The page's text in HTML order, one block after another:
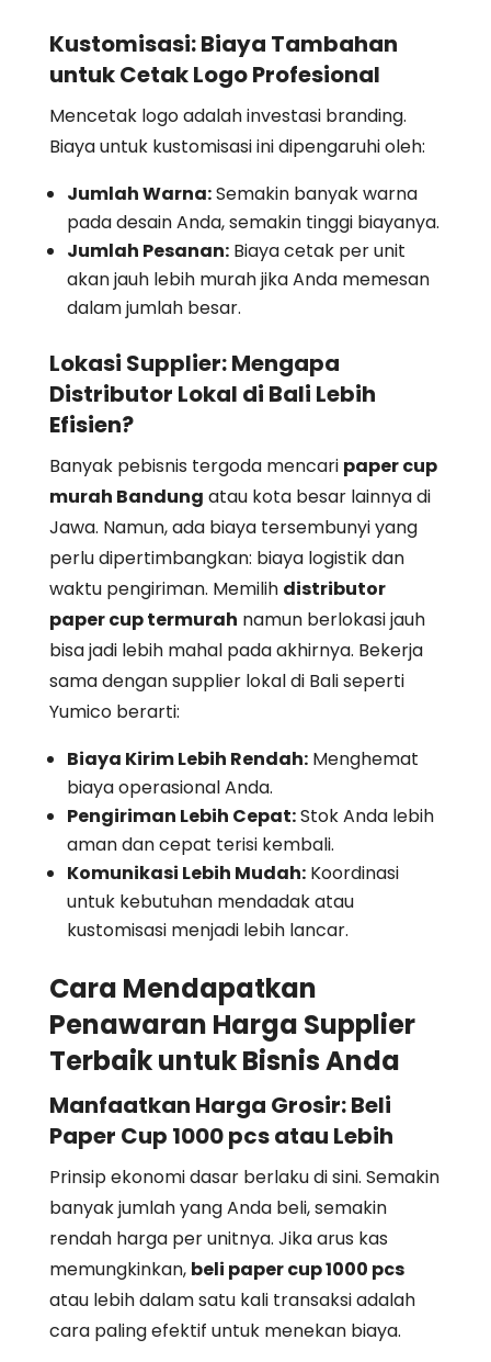
Kustomisasi: Biaya Tambahan
untuk Cetak Logo Profesional
Mencetak logo adalah investasi branding.
Biaya untuk kustomisasi ini dipengaruhi oleh:
Jumlah Warna:Semakin banyak warna
pada desain Anda, semakin tinggi biayanya.
Jumlah Pesanan:Biaya cetak per unit
akan jauh lebih murah jika Anda memesan
dalam jumlah besar.
Lokasi Supplier: Mengapa
Distributor Lokal di Bali Lebih
Efisien?
Banyak pebisnis tergoda mencari paper cup
murah Bandung atau kota besar lainnya di
Jawa. Namun, ada biaya tersembunyi yang
perlu dipertimbangkan: biaya logistik dan
waktu pengiriman. Memilih distributor
paper cup termurah namun berlokasi jauh
bisa jadi lebih mahal pada akhirnya. Bekerja
sama dengan supplier lokal di Bali seperti
Yumico berarti:
Biaya Kirim Lebih Rendah:Menghemat
biaya operasional Anda.
Pengiriman Lebih Cepat:Stok Anda lebih
aman dan cepat terisi kembali.
Komunikasi Lebih Mudah:Koordinasi
untuk kebutuhan mendadak atau
kustomisasi menjadi lebih lancar.
Cara Mendapatkan
Penawaran Harga Supplier
Terbaik untuk Bisnis Anda
Manfaatkan Harga Grosir: Beli
Paper Cup 1000 pcs atau Lebih
Prinsip ekonomi dasar berlaku di sini. Semakin
banyak jumlah yang Anda beli, semakin
rendah harga per unitnya. Jika arus kas
memungkinkan, beli paper cup 1000 pcs
atau lebih dalam satu kali transaksi adalah
cara paling efektif untuk menekan biaya.